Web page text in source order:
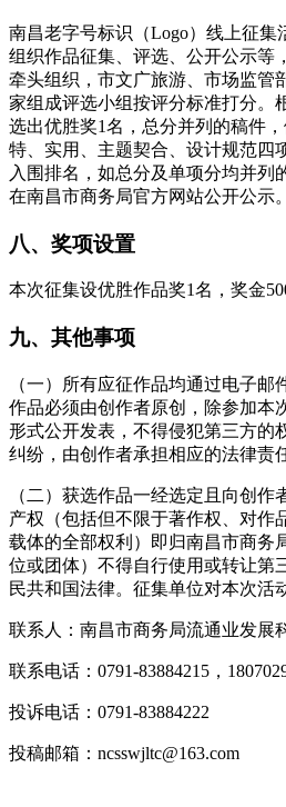
南昌老字号标识（Logo）线上征集
组织作品征集、评选、公开公示等
牵头组织，市文广旅游、市场监管
家组成评选小组按评分标准打分。
选出优胜奖1名，总分并列的稿件
特、实用、主题契合、设计规范四
入围排名，如总分及单项分均并列
在南昌市商务局官方网站公开公示。
八、奖项设置
本次征集设优胜作品奖1名，奖金
九、其他事项
（一）所有应征作品均通过电子
作品必须由创作者原创，除参加本
形式公开发表，不得侵犯第三方的
纠纷，由创作者承担相应的法律责
（二）获选作品一经选定且向创
产权（包括但不限于著作权、对作
载体的全部权利）即归南昌市商务
位或团体）不得自行使用或转让第
民共和国法律。征集单位对本次活
联系人：南昌市商务局流通业发展
联系电话：0791-83884215，
投诉电话：0791-83884222
投稿邮箱：ncsswjltc@163.com